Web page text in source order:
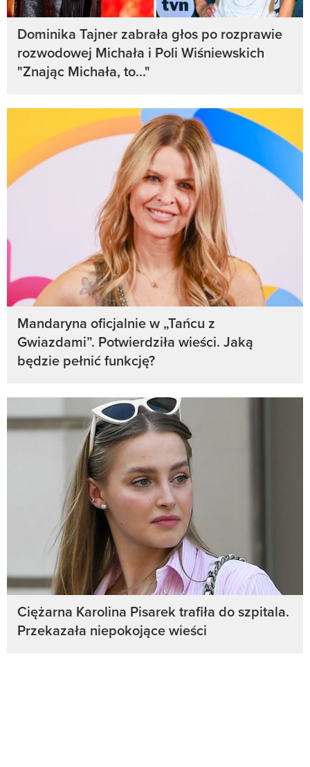
Dominika Tajner zabrała głos po rozprawie
rozwodowej Michała i Poli Wiśniewskich
"Znając Michała, to..."
Mandaryna oficjalnie w „Tańcu z
Gwiazdami”. Potwierdziła wieści. Jaką
będzie pełnić funkcję?
Ciężarna Karolina Pisarek trafiła do szpitala.
Przekazała niepokojące wieści